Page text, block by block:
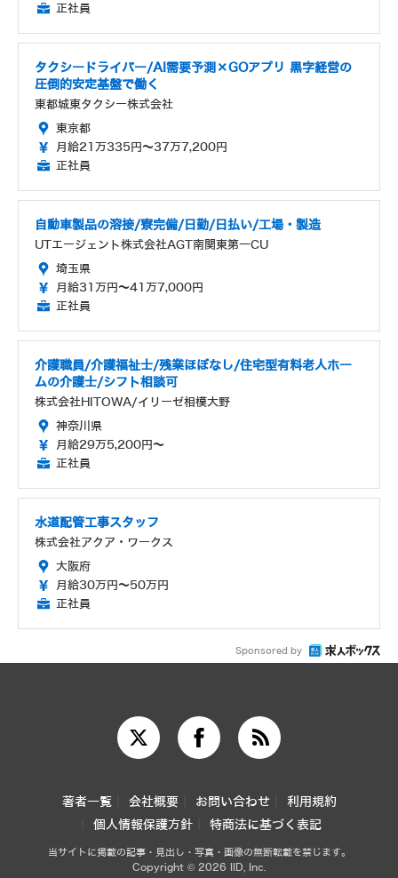
正社員
タクシードライバー/AI需要予測×GOアプリ 黒字経営の
圧倒的安定基盤で働く
東都城東タクシー株式会社
東京都
月給21万335円～37万7,200円
正社員
自動車製品の溶接/寮完備/日勤/日払い/工場・製造
UTエージェント株式会社AGT南関東第一CU
埼玉県
月給31万円～41万7,000円
正社員
介護職員/介護福祉士/残業ほぼなし/住宅型有料老人ホー
ムの介護士/シフト相談可
株式会社HITOWA/イリーゼ相模大野
神奈川県
月給29万5,200円～
正社員
水道配管工事スタッフ
株式会社アクア・ワークス
大阪府
月給30万円～50万円
正社員
Sponsored by
著者一覧 会社概要 お問い合わせ
利用規約
個人情報保護方針
特商法に基づく表記
当サイトに掲載の記事・見出し・写真・画像の無断転載を禁じます。
Copyright © 2026 IID, Inc.